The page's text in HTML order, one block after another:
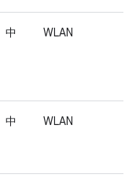
中 WLAN
中 WLAN